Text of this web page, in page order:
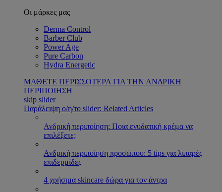
Οι μάρκες μας
Derma Control
Barber Club
Power Age
Pure Carbon
Hydra Energetic
ΜΑΘΕΤΕ ΠΕΡΙΣΣΟΤΕΡΑ ΓΙΑ ΤΗΝ ΑΝΔΡΙΚΗ
ΠΕΡΙΠΟΙΗΣΗ
skip slider
Παράλειψη ο/η/το slider: Related Articles
Ανδρική περιποίηση: Ποια ενυδατική κρέμα να
επιλέξετε;
Ανδρική περιποίηση προσώπου: 5 tips για λιπαρές
επιδερμίδες
4 χρήσιμα skincare δώρα για τον άντρα